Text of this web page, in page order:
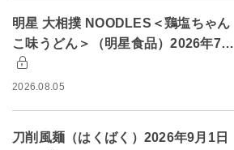
明星 大相撲 NOODLES＜鶏塩ちゃん
こ味うどん＞（明星食品）2026年7…
2026.08.05
刀削風麺（はくばく）2026年9月1日